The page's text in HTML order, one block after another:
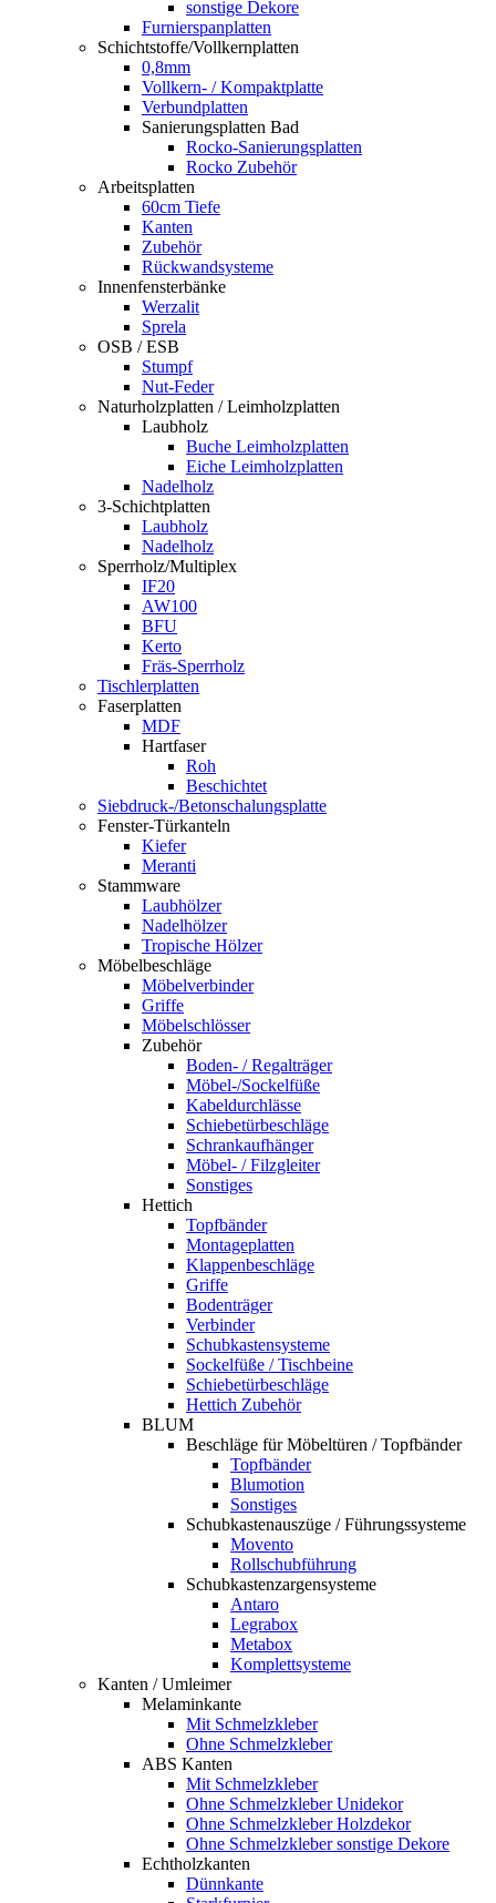
sonstige Dekore
Furnierspanplatten
Schichtstoffe/Vollkernplatten
0,8mm
Vollkern- / Kompaktplatte
Verbundplatten
Sanierungsplatten Bad
Rocko-Sanierungsplatten
Rocko Zubehör
Arbeitsplatten
60cm Tiefe
Kanten
Zubehör
Rückwandsysteme
Innenfensterbänke
Werzalit
Sprela
OSB / ESB
Stumpf
Nut-Feder
Naturholzplatten / Leimholzplatten
Laubholz
Buche Leimholzplatten
Eiche Leimholzplatten
Nadelholz
3-Schichtplatten
Laubholz
Nadelholz
Sperrholz/Multiplex
IF20
AW100
BFU
Kerto
Fräs-Sperrholz
Tischlerplatten
Faserplatten
MDF
Hartfaser
Roh
Beschichtet
Siebdruck-/Betonschalungsplatte
Fenster-Türkanteln
Kiefer
Meranti
Stammware
Laubhölzer
Nadelhölzer
Tropische Hölzer
Möbelbeschläge
Möbelverbinder
Griffe
Möbelschlösser
Zubehör
Boden- / Regalträger
Möbel-/Sockelfüße
Kabeldurchlässe
Schiebetürbeschläge
Schrankaufhänger
Möbel- / Filzgleiter
Sonstiges
Hettich
Topfbänder
Montageplatten
Klappenbeschläge
Griffe
Bodenträger
Verbinder
Schubkastensysteme
Sockelfüße / Tischbeine
Schiebetürbeschläge
Hettich Zubehör
BLUM
Beschläge für Möbeltüren / Topfbänder
Topfbänder
Blumotion
Sonstiges
Schubkastenauszüge / Führungssysteme
Movento
Rollschubführung
Schubkastenzargensysteme
Antaro
Legrabox
Metabox
Komplettsysteme
Kanten / Umleimer
Melaminkante
Mit Schmelzkleber
Ohne Schmelzkleber
ABS Kanten
Mit Schmelzkleber
Ohne Schmelzkleber Unidekor
Ohne Schmelzkleber Holzdekor
Ohne Schmelzkleber sonstige Dekore
Echtholzkanten
Dünnkante